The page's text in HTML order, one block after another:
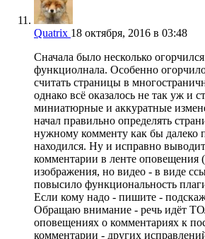
Quatrix 18 октября, 2016 в 03:48
Сначала было несколько
функциолнала. Особенно
считать страницы в
однако всё оказалось не так уж и
миниатюрные и аккуратные
начал правильно определять
нужному комменту как бы далеко
находился. Ну и исправно
комментарии в ленте оповещения
изображения, но видео - в виде
повысило функциональность
Если кому надо - пишите -
Обращаю внимание - речь идёт
оповещениях о комментариях к
комментарии - других